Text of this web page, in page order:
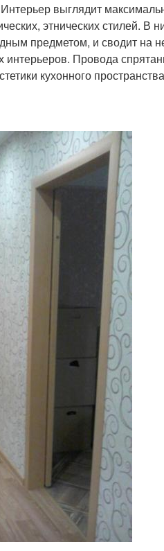
выглядит
этнических стилей. В
предметом, и сводит на
интерьеров. Провода
кухонного